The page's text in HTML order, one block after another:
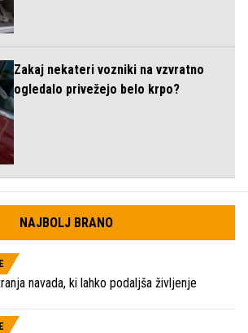
Zakaj nekateri vozniki na vzvratno
ogledalo privežejo belo krpo?
NAJBOLJ BRANO
navada, ki lahko podaljša življenje